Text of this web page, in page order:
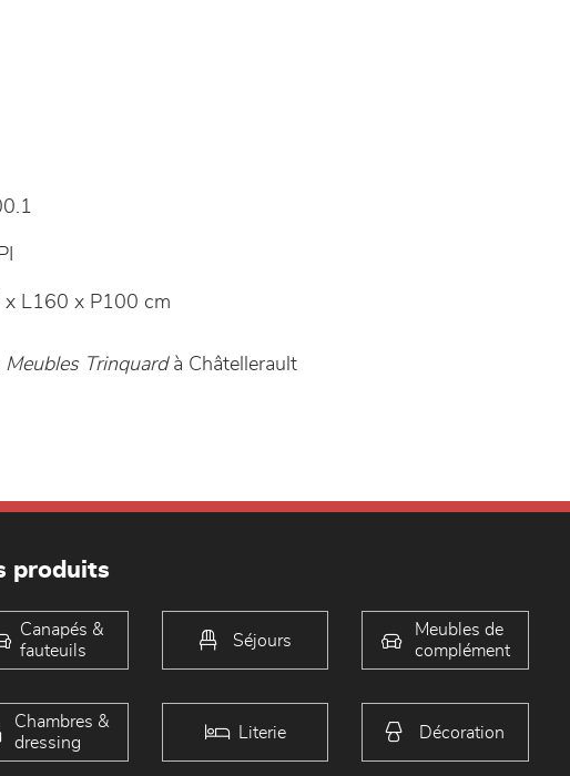
x L160 x P100 cm
Meubles Trinquard à Châtellerault
produits
Canapés &
fauteuils
Séjours
Meubles de
complément
Chambres &
dressing
Literie Décoration